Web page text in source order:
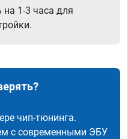
на 1-3 часа для
чип-тюнинга.
с современными ЭБУ